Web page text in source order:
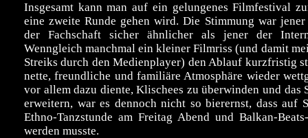
Insgesamt kann man auf ein gelungenes Filmfestival
eine zweite Runde gehen wird. Die Stimmung war
der Fachschaft sicher ähnlicher als jener der
Wenngleich manchmal ein kleiner Filmriss (und damit
Streiks durch den Medienplayer) den Ablauf kurzfristig
nette, freundliche und familiäre Atmosphäre wieder
vor allem dazu diente, Klischees zu überwinden und das
erweitern, war es dennoch nicht so bierernst, dass auf
Ethno-Tanzstunde am Freitag Abend und Balkan-
werden musste.